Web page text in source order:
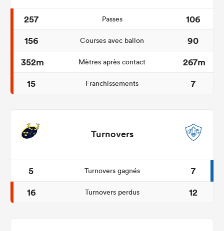
257 Passes
106
156
Courses avec ballon
90
352m
Mètres après contact
267m
15
Franchissements 7
Turnovers
5 Turnovers gagnés
7
16
Turnovers perdus 12